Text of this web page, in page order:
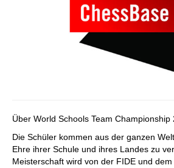
Über World Schools Team Championship
Die Schüler kommen aus der ganzen
Ehre ihrer Schule und ihres Landes zu
Meisterschaft wird von der FIDE und